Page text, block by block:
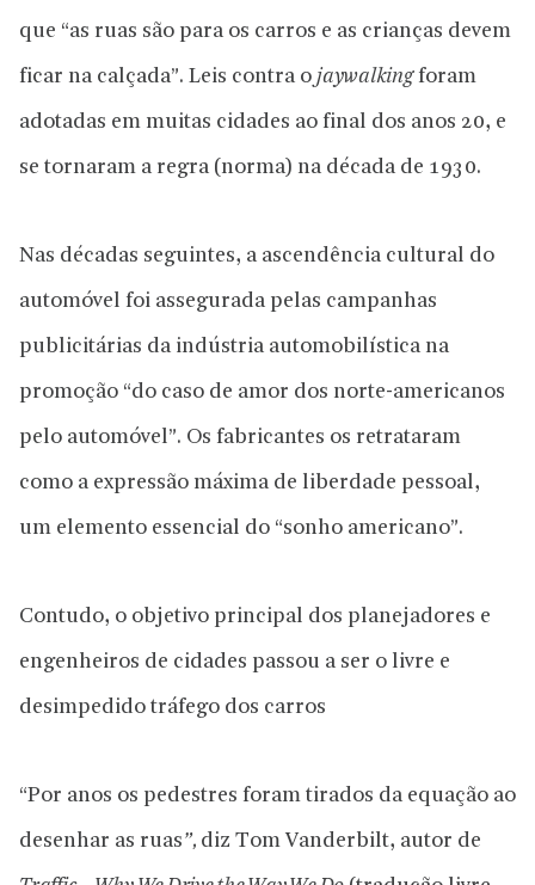
que “as ruas são para os carros e as crianças devem
ficar na calçada”. Leis contra o jaywalkingforam
adotadas em muitas cidades ao final dos anos 20, e
se tornaram a regra (norma) na década de 1930.
Nas décadas seguintes, a ascendência cultural do
automóvel foi assegurada pelas campanhas
publicitárias da indústria automobilística na
promoção “do caso de amor dos norte-americanos
pelo automóvel”. Os fabricantes os retrataram
como a expressão máxima de liberdade pessoal,
um elemento essencial do “sonho americano”.
Contudo, o objetivo principal dos planejadores e
engenheiros de cidades passou a ser o livre e
desimpedido tráfego dos carros
“Por anos os pedestres foram tirados da equação ao
desenhar as ruas”, diz Tom Vanderbilt, autor de